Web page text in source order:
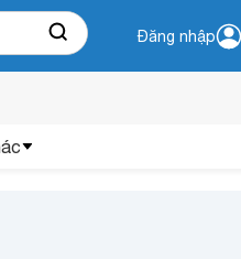
Đăng nhập